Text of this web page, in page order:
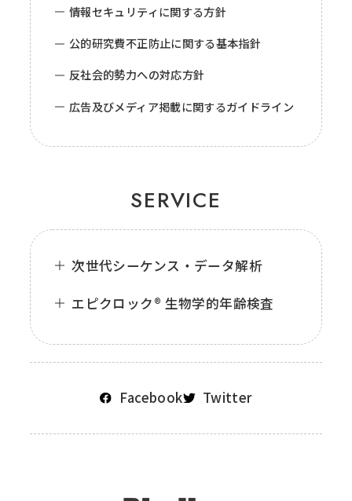
情報セキュリティに関する方針
公的研究費不正防止に関する基本指針
反社会的勢力への対応方針
広告及びメディア掲載に関するガイドライン
SERVICE
次世代シーケンス・データ解析
エピクロック® 生物学的年齢検査
Facebook Twitter